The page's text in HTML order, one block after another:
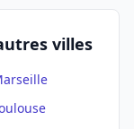
villes